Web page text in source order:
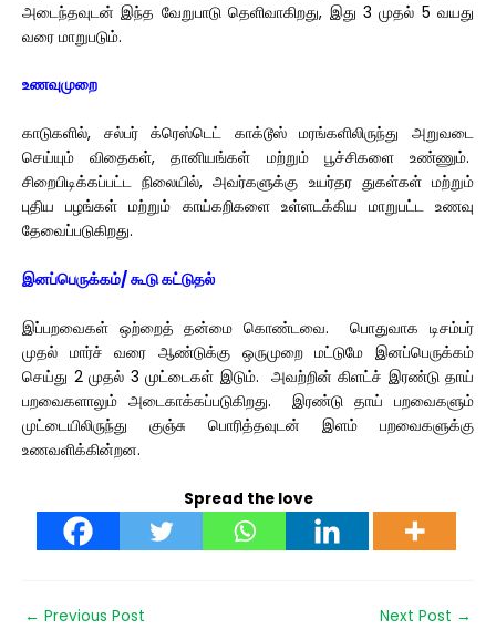
அடைந்தவுடன் இந்த வேறுபாடு தெளிவாகிறது, இது 3 முதல் 5 வயது
வரை மாறுபடும்.
உணவுமுறை
காடுகளில், சல்பர் க்ரெஸ்டெட் காக்டூஸ் மரங்களிலிருந்து அறுவடை
செய்யும் விதைகள், தானியங்கள் மற்றும் பூச்சிகளை உண்ணும்.
சிறைபிடிக்கப்பட்ட நிலையில், அவர்களுக்கு உயர்தர துகள்கள் மற்றும்
புதிய பழங்கள் மற்றும் காய்கறிகளை உள்ளடக்கிய மாறுபட்ட உணவு
தேவைப்படுகிறது.
இனப்பெருக்கம்/ கூடு கட்டுதல்
இப்பறவைகள் ஒற்றைத் தன்மை கொண்டவை. பொதுவாக டிசம்பர்
முதல் மார்ச் வரை ஆண்டுக்கு ஒருமுறை மட்டுமே இனப்பெருக்கம்
செய்து 2 முதல் 3 முட்டைகள் இடும். அவற்றின் கிளட்ச் இரண்டு தாய்
பறவைகளாலும் அடைகாக்கப்படுகிறது. இரண்டு தாய் பறவைகளும்
முட்டையிலிருந்து குஞ்சு பொரித்தவுடன் இளம் பறவைகளுக்கு
உணவளிக்கின்றன.
Spread the love
← Previous Post Next Post →